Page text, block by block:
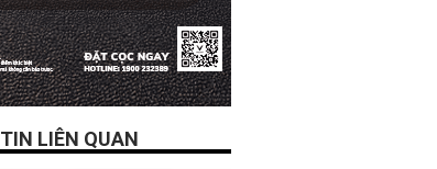
TIN LIÊN QUAN